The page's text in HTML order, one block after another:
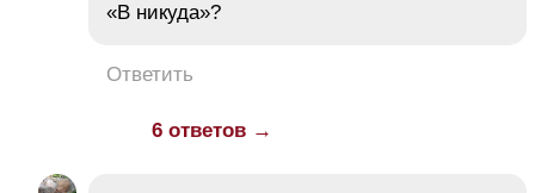
«В никуда»?
Ответить
6 ответов →